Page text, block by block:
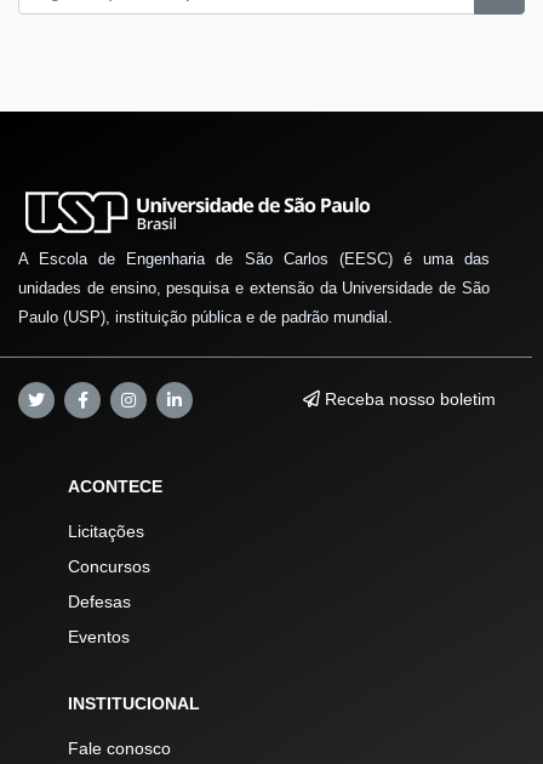
A Escola de Engenharia de São Carlos (EESC) é uma das
unidades de ensino, pesquisa e extensão da Universidade de São
Paulo (USP), instituição pública e de padrão mundial.
Receba nosso boletim
ACONTECE
Licitações
Concursos
Defesas
Eventos
INSTITUCIONAL
Fale conosco